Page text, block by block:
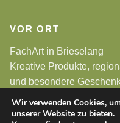
VOR ORT
FachArt in Brieselang
Kreative Produkte,
und besondere
Alle Preise sind Endpreise.
Wir verwenden Cookies,
unserer Website zu bieten.